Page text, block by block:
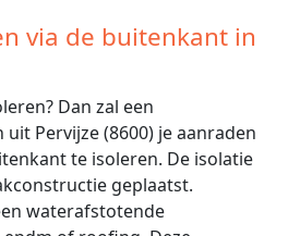
via de buitenkant in
Dan zal een
Pervijze (8600) je aanraden
te isoleren. De isolatie
geplaatst.
waterafstotende